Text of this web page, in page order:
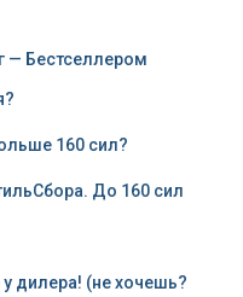
— Бестселлером
160 сил?
До 160 сил
дилера! (не хочешь?